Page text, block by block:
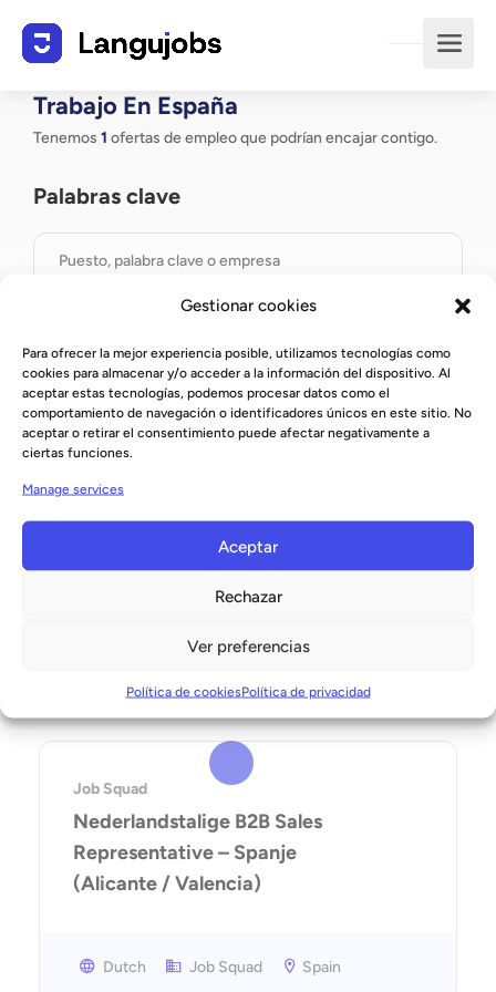
Gestionar cookies
Para ofrecer la mejor experiencia posible, utilizamos tecnologías como
cookies para almacenar y/o acceder a la información del dispositivo. Al
aceptar estas tecnologías, podemos procesar datos como el
comportamiento de navegación o identificadores únicos en este sitio. No
aceptar o retirar el consentimiento puede afectar negativamente a
ciertas funciones.
Manage services
Aceptar
Rechazar
Ver preferencias
Política de cookiesPolítica de privacidad
Trabajo En España
Tenemos 1 ofertas de empleo que podrían encajar contigo.
Palabras clave
España
Job Squad
Nederlandstalige B2B Sales
Representative – Spanje
(Alicante / Valencia)
Dutch Job Squad Spain